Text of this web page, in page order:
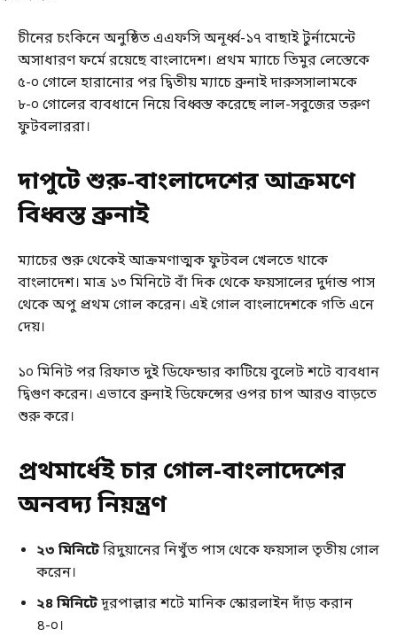
চীনের চংকিনে অনুষ্ঠিত এএফসি অনূর্ধ্ব-১৭ বাছাই টুর্নামেন্টে
অসাধারণ ফর্মে রয়েছে বাংলাদেশ। প্রথম ম্যাচে তিমুর লেস্তেকে
৫-০ গোলে হারানোর পর দ্বিতীয় ম্যাচে ব্রুনাই দারুসসালামকে
৮-০ গোলের ব্যবধানে নিয়ে বিধ্বস্ত করেছে লাল-সবুজের তরুণ
ফুটবলাররা।
দাপুটে শুরু-বাংলাদেশের আক্রমণে
বিধ্বস্ত ব্রুনাই
ম্যাচের শুরু থেকেই আক্রমণাত্মক ফুটবল খেলতে থাকে
বাংলাদেশ। মাত্র ১৩ মিনিটে বাঁ দিক থেকে ফয়সালের দুর্দান্ত পাস
থেকে অপু প্রথম গোল করেন। এই গোল বাংলাদেশকে গতি এনে
দেয়।
১০ মিনিট পর রিফাত দুই ডিফেন্ডার কাটিয়ে বুলেট শটে ব্যবধান
দ্বিগুণ করেন। এভাবে ব্রুনাই ডিফেন্সের ওপর চাপ আরও বাড়তে
শুরু করে।
প্রথমার্ধেই চার গোল-বাংলাদেশের
অনবদ্য নিয়ন্ত্রণ
২৩ মিনিটেরিদুয়ানের নিখুঁত পাস থেকে ফয়সাল তৃতীয় গোল
করেন।
২৪ মিনিটেদূরপাল্লার শটে মানিক স্কোরলাইন দাঁড় করান
৪-০।